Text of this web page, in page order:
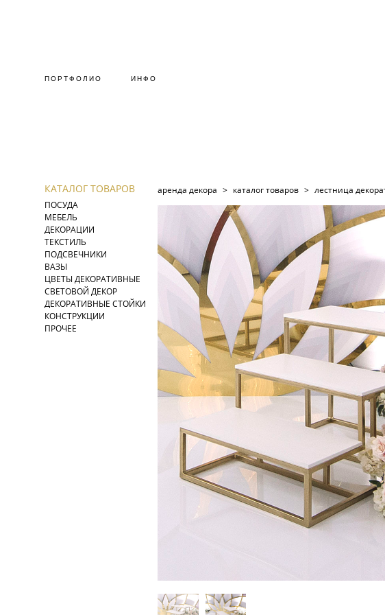
ПОРТФОЛИО ИНФО
КАТАЛОГ ТОВАРОВ
ПОСУДА
МЕБЕЛЬ
ДЕКОРАЦИИ
ТЕКСТИЛЬ
ПОДСВЕЧНИКИ
ВАЗЫ
ЦВЕТЫ ДЕКОРАТИВНЫЕ
СВЕТОВОЙ ДЕКОР
ДЕКОРАТИВНЫЕ СТОЙКИ
КОНСТРУКЦИИ
ПРОЧЕЕ
аренда декора > каталог товаров > лестница